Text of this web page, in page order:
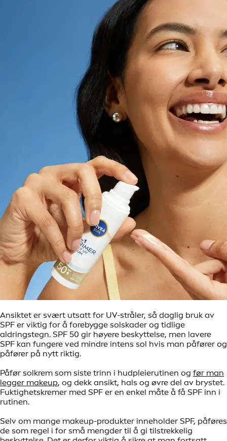
Ansiktet er svært utsatt for UV-stråler, så daglig bruk av
SPF er viktig for å forebygge solskader og tidlige
aldringstegn. SPF 50 gir høyere beskyttelse, men lavere
SPF kan fungere ved mindre intens sol hvis man påfører og
påfører på nytt riktig.
Påfør solkrem som siste trinn i hudpleierutinen og før man
legger makeup, og dekk ansikt, hals og øvre del av brystet.
Fuktighetskremer med SPF er en enkel måte å få SPF inn i
rutinen.
Selv om mange makeup-produkter inneholder SPF, påføres
de som regel i for små mengder til å gi tilstrekkelig